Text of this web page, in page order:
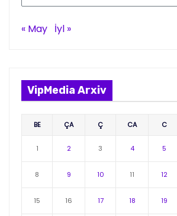
« May İyl »
VipMedia Arxiv
BE ÇA Ç CA C
1 2 3 4 5
8 9 10 11 12
15 16 17 18 19